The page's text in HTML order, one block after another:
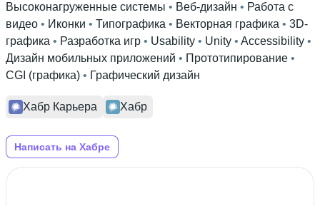
Высоконагруженные системы • Веб-дизайн • Работа с
видео • Иконки • Типографика • Векторная графика • 3D-
графика • Разработка игр • Usability • Unity • Accessibility
Дизайн мобильных приложений • Прототипирование
CGI (графика) • Графический дизайн
Хабр Карьера Хабр
Написать на Хабре